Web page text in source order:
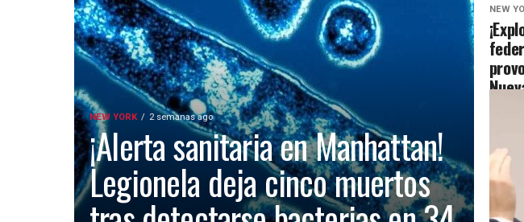
NEW YORK 2 semanas ago
¡Alerta sanitaria en Manhattan!
Legionela deja cinco muertos
NEW